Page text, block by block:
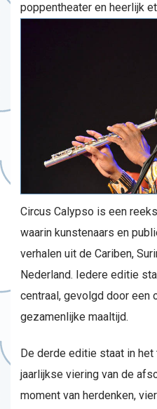
poppentheater en heerlijk
Circus Calypso is een
waarin kunstenaars en
verhalen uit de Cariben,
Nederland. Iedere editie
centraal, gevolgd door een
gezamenlijke maaltijd.
De derde editie staat in
jaarlijkse viering van de
moment van herdenken,